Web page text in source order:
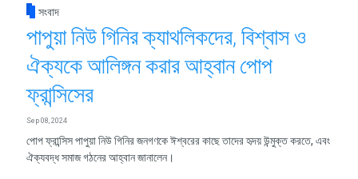
সংবাদ
পাপুয়া নিউ গিনির ক্যাথলিকদের, বিশ্বাস ও
ঐক্যকে আলিঙ্গন করার আহ্বান পোপ
ফ্রান্সিসের
Sep 08, 2024
পোপ ফ্রান্সিস পাপুয়া নিউ গিনির জনগণকে ঈশ্বরের কাছে তাদের হৃদয় উন্মুক্ত করতে, এবং
ঐক্যবদ্ধ সমাজ গঠনের আহ্বান জানালেন।